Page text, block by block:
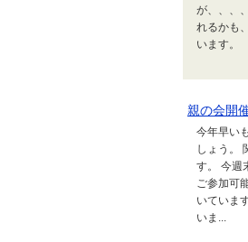
が、、、
れるかも
います。
親の会開
今年早い
しょう。
す。 今週
ご参加可
いていま
いま...